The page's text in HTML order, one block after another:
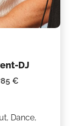
DJ
€
Dance,